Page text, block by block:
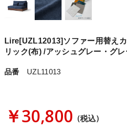
Lire[UZL12013]ソファー用替え
リック(布) /アッシュグレー・グ
品番 UZL11013
￥30,800 (税込)